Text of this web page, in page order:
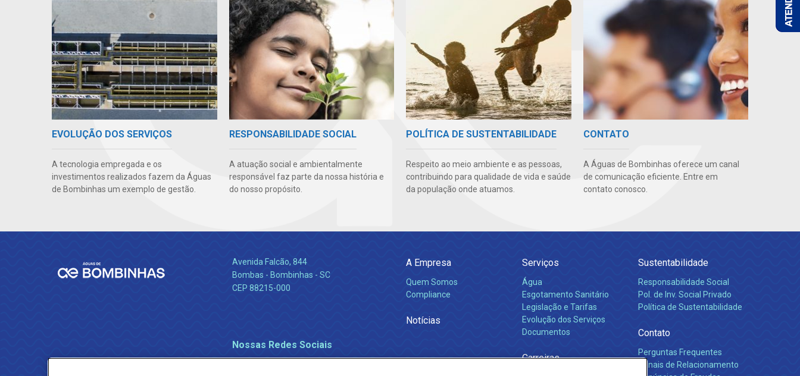
EVOLUÇÃO DOS SERVIÇOS
A tecnologia empregada e os
investimentos realizados fazem da Águas
de Bombinhas um exemplo de gestão.
RESPONSABILIDADE SOCIAL
A atuação social e ambientalmente
responsável faz parte da nossa história e
do nosso propósito.
POLÍTICA DE SUSTENTABILIDADE
Respeito ao meio ambiente e as pessoas,
contribuindo para qualidade de vida e saúde
da população onde atuamos.
CONTATO
A Águas de Bombinhas oferece um canal
de comunicação eficiente. Entre em
contato conosco.
Avenida Falcão, 844
Bombas - Bombinhas - SC
CEP 88215-000
Nossas Redes Sociais
A Empresa
Quem Somos
Compliance
Notícias
Serviços
Água
Esgotamento Sanitário
Legislação e Tarifas
Evolução dos Serviços
Documentos
Carreiras
Sustentabilidade
Responsabilidade Social
Pol. de Inv. Social Privado
Política de Sustentabilidade
Contato
Perguntas Frequentes
Canais de Relacionamento